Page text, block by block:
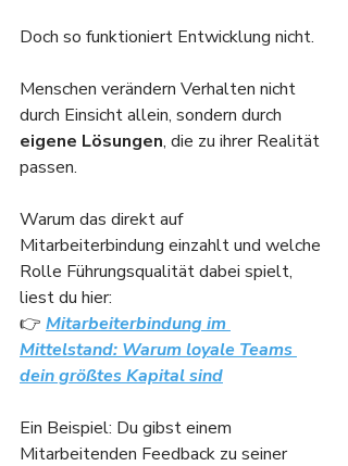
Doch so funktioniert Entwicklung nicht.
Menschen verändern Verhalten nicht
durch Einsicht allein, sondern durch
eigene Lösungen, die zu ihrer Realität
passen.
Warum das direkt auf
Mitarbeiterbindung einzahlt und welche
Rolle Führungsqualität dabei spielt,
liest du hier:
👉 Mitarbeiterbindung im
Mittelstand: Warum loyale Teams
dein größtes Kapital sind
Ein Beispiel: Du gibst einem
Mitarbeitenden Feedback zu seiner